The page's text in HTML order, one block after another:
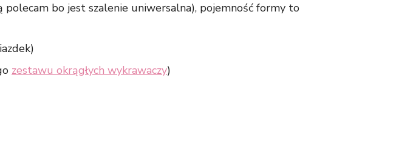
polecam bo jest szalenie uniwersalna), pojemność formy to
zestawu okrągłych wykrawaczy)